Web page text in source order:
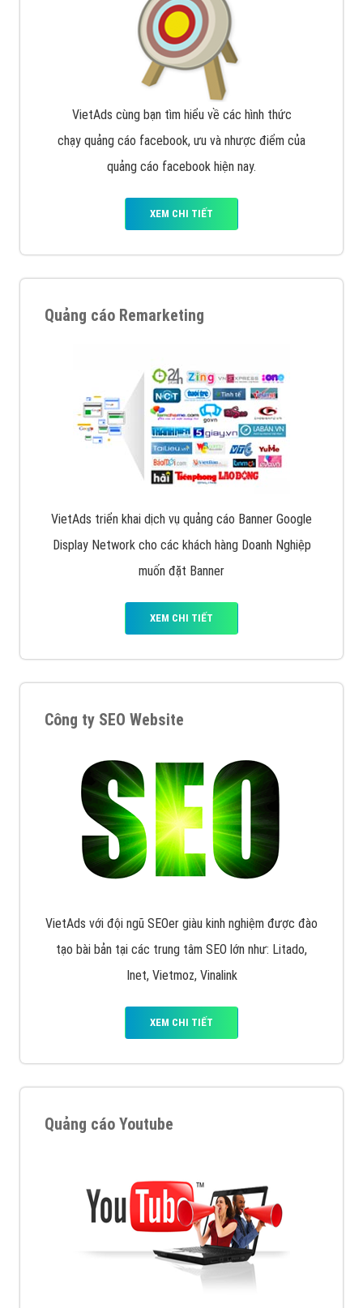
VietAds cùng bạn tìm hiểu về các hình thức
chạy quảng cáo facebook, ưu và nhược điểm của
quảng cáo facebook hiện nay.
XEM CHI TIẾT
Quảng cáo Remarketing
VietAds triển khai dịch vụ quảng cáo Banner Google
Display Network cho các khách hàng Doanh Nghiệp
muốn đặt Banner
XEM CHI TIẾT
Công ty SEO Website
VietAds với đội ngũ SEOer giàu kinh nghiệm được đào
tạo bài bản tại các trung tâm SEO lớn như: Litado,
Inet, Vietmoz, Vinalink
XEM CHI TIẾT
Quảng cáo Youtube